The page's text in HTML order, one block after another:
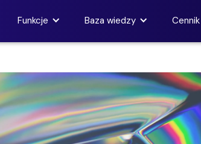
Funkcje Baza wiedzy Cennik